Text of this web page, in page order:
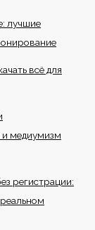
лучшие
всё для
и медиумизм
регистрации: